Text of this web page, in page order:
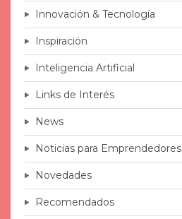
Innovación & Tecnología
Inspiración
Inteligencia Artificial
Links de Interés
News
Noticias para Emprendedores
Novedades
Recomendados